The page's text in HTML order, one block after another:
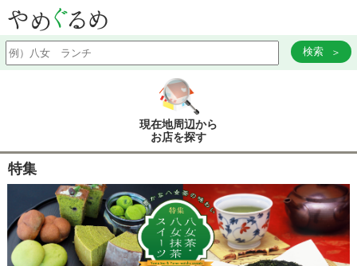
検索
現在地周辺から
お店を探す
特集